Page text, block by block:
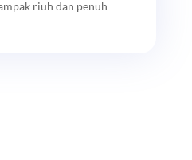
riuh dan penuh